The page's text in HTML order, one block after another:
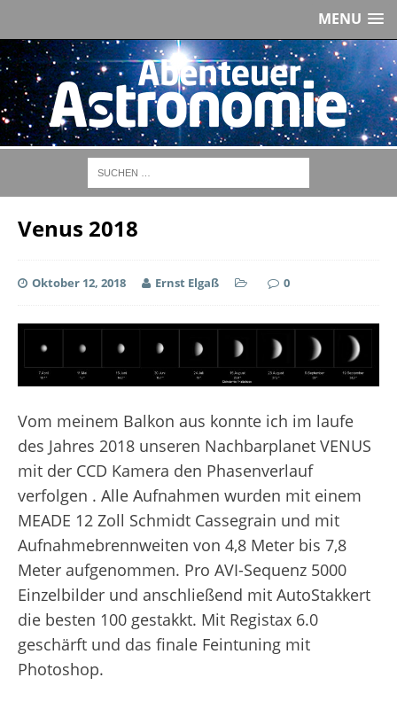
MENU
Venus 2018
Oktober 12, 2018 Ernst Elgaß 0
Vom meinem Balkon aus konnte ich im laufe
des Jahres 2018 unseren Nachbarplanet VENUS
mit der CCD Kamera den Phasenverlauf
verfolgen . Alle Aufnahmen wurden mit einem
MEADE 12 Zoll Schmidt Cassegrain und mit
Aufnahmebrennweiten von 4,8 Meter bis 7,8
Meter aufgenommen. Pro AVI-Sequenz 5000
Einzelbilder und anschließend mit AutoStakkert
die besten 100 gestakkt. Mit Registax 6.0
geschärft und das finale Feintuning mit
Photoshop.